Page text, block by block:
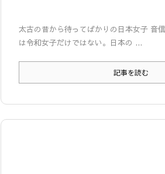
太古の昔から待ってばかりの日本女子 音
は令和女子だけではない。日本の ...
記事を読む